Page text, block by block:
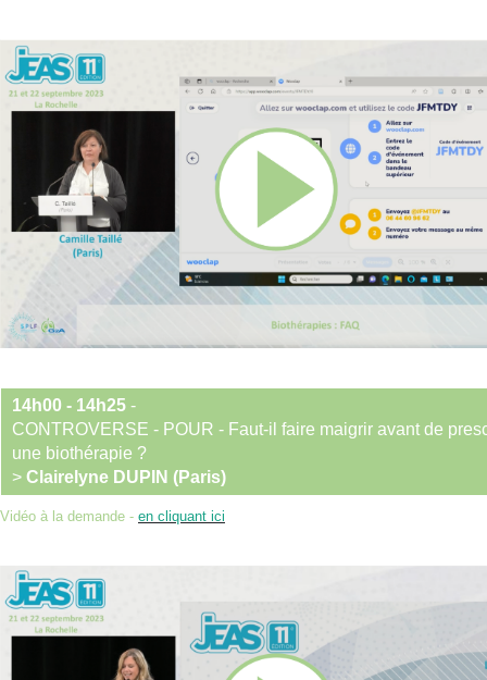
14h00 - 14h25 -
CONTROVERSE - POUR - Faut-il faire maigrir avant de
une biothérapie ?
> Clairelyne DUPIN (Paris)
Vidéo à la demande - en cliquant ici